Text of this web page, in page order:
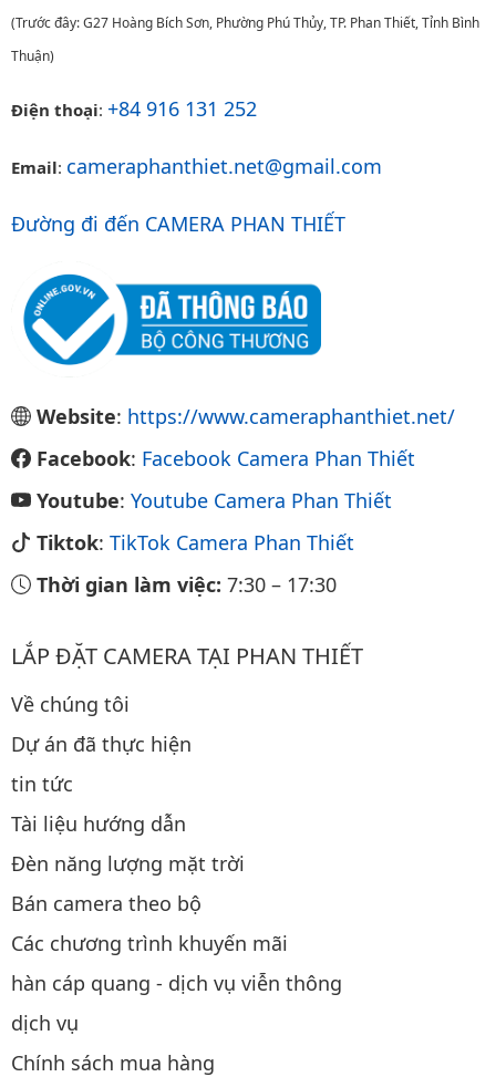
(Trước đây: G27 Hoàng Bích Sơn, Phường Phú Thủy, TP. Phan Thiết, Tỉnh Bình
Thuận)
Điện thoại: +84 916 131 252
Email: cameraphanthiet.net@gmail.com
Đường đi đến CAMERA PHAN THIẾT
Website: https://www.cameraphanthiet.net/
Facebook: Facebook Camera Phan Thiết
Youtube: Youtube Camera Phan Thiết
Tiktok: TikTok Camera Phan Thiết
Thời gian làm việc: 7:30 – 17:30
LẮP ĐẶT CAMERA TẠI PHAN THIẾT
Về chúng tôi
Dự án đã thực hiện
tin tức
Tài liệu hướng dẫn
Đèn năng lượng mặt trời
Bán camera theo bộ
Các chương trình khuyến mãi
hàn cáp quang - dịch vụ viễn thông
dịch vụ
Chính sách mua hàng